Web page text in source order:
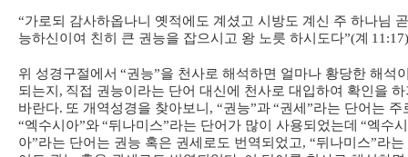
“가로되 감사하옵나니 옛적에도 계셨고 시방도 계신 주 하나님
능하신이여 친히 큰 권능을 잡으시고 왕 노릇 하시도다”(계 11:17)
위 성경구절에서 “권능”을 천사로 해석하면 얼마나 황당한 해석
되는지 , 직접 권능이라는 단어 대신에 천사로 대입하여 확인을 하
바란다. 또 개역성경을 찾아보니 , “권능”과“권세 ”라는 단어는 주
“엑수시아”와“뒤나미스”라는 단어가 많이 사용되었는데 “엑수시
아”라는 단어는 권능 혹은 권세로도 번역되었고, “뒤나미스”라는